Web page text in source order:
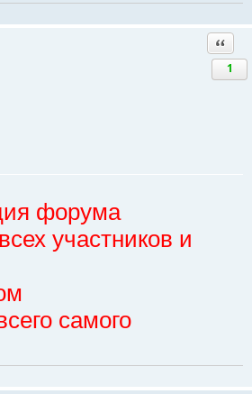
1
форума
участников и
самого